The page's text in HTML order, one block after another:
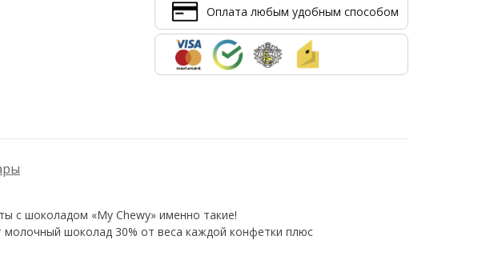
Оплата любым удобным способом
с шоколадом «My Chewy» именно такие!
молочный шоколад 30% от веса каждой конфетки плюс